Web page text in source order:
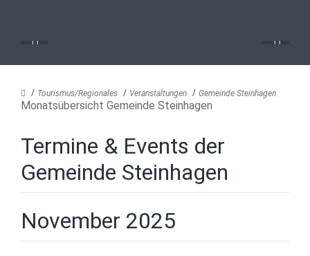
Tourismus/Regionales Veranstaltungen Gemeinde Steinhagen
Monatsübersicht Gemeinde Steinhagen
Termine & Events der
Gemeinde Steinhagen
November 2025